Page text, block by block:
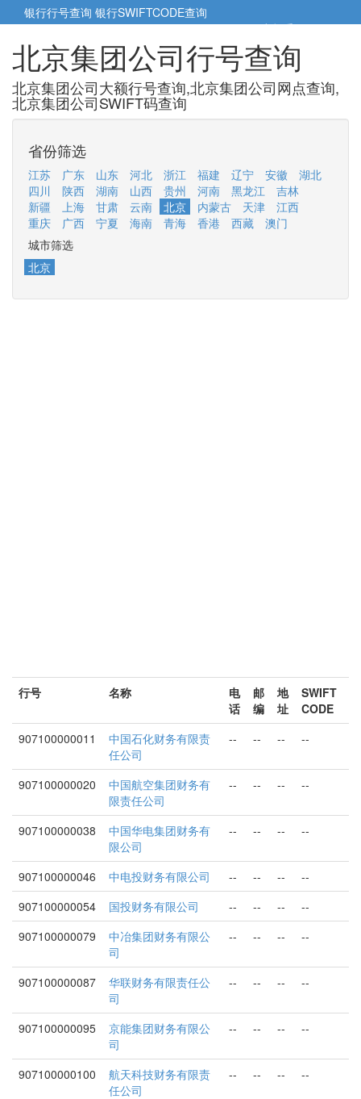
银行行号查询 银行SWIFTCODE查询
5cm小帮手5cm.cn
北京集团公司行号查询
北京集团公司大额行号查询,北京集团公司网点查询,
北京集团公司SWIFT码查询
省份筛选
江苏 广东 山东 河北 浙江 福建 辽宁 安徽
湖北
四川
陕西 湖南 山西 贵州 河南 黑龙江
吉林
新疆
上海 甘肃 云南 北京 内蒙古 天津
江西
重庆
广西 宁夏 海南 青海 香港 西藏
澳门
城市筛选
北京
行号 名称
电
话
邮
编
地
址
SWIFT
CODE
907100000011
中国石化财务有限责
任公司
-- -- -- --
907100000020
中国航空集团财务有
限责任公司
-- -- -- --
907100000038
中国华电集团财务有
限公司
-- -- -- --
907100000046 中电投财务有限公司 -- -- --
--
907100000054
国投财务有限公司 -- -- --
--
907100000079
中冶集团财务有限公
司
-- -- -- --
907100000087
华联财务有限责任公
司
-- -- -- --
907100000095
京能集团财务有限公
司
-- -- -- --
907100000100
航天科技财务有限责
任公司
-- -- -- --